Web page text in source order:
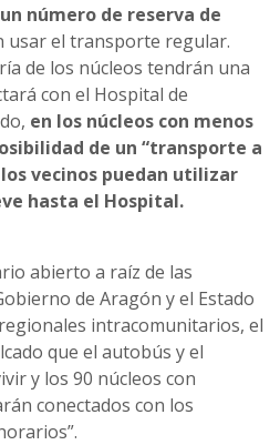
número de reserva de
usar el transporte regular.
de los núcleos tendrán una
con el Hospital de
en los núcleos con menos
de un “transporte a
vecinos puedan utilizar
hasta el Hospital.
abierto a raíz de las
de Aragón y el Estado
intracomunitarios, el
que el autobús y el
y los 90 núcleos con
conectados con los